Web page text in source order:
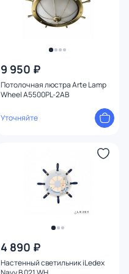
9 950 ₽
Потолочная люстра Arte Lamp
Wheel A5500PL-2AB
Уточняйте
4 890 ₽
Настенный светильник iLedex